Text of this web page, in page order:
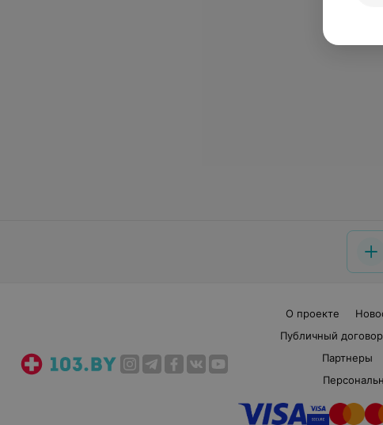
О проекте
Публичный договор
Партнеры